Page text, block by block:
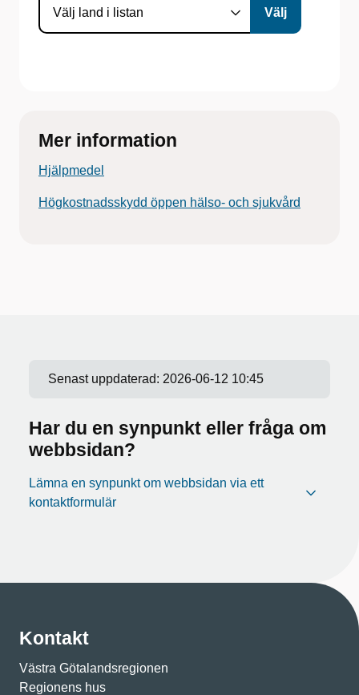
Mer information
Hjälpmedel
Högkostnadsskydd öppen hälso- och sjukvård
Senast uppdaterad: 2026-06-12 10:45
Har du en synpunkt eller fråga om
webbsidan?
Lämna en synpunkt om webbsidan via ett
kontaktformulär
Kontakt
Västra Götalandsregionen
Regionens hus